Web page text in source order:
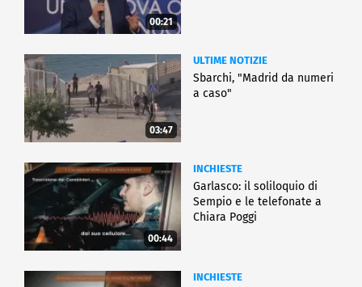
00:21
03:47
ULTIME NOTIZIE
Sbarchi, "Madrid da numeri
a caso"
00:44
INCHIESTE
Garlasco: il soliloquio di
Sempio e le telefonate a
Chiara Poggi
INCHIESTE